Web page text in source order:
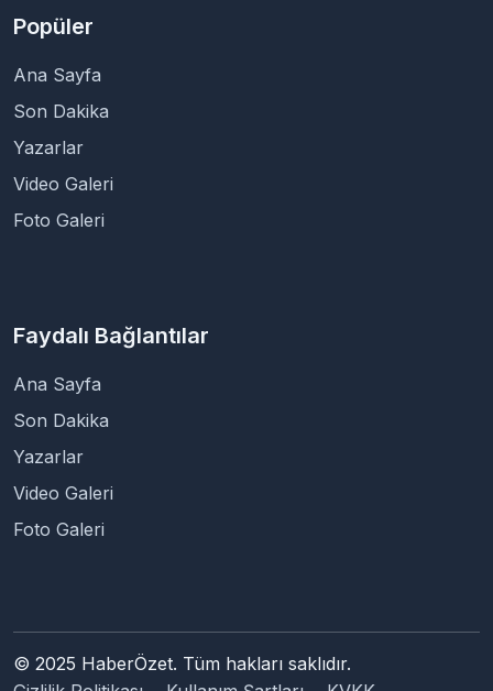
Popüler
Ana Sayfa
Son Dakika
Yazarlar
Video Galeri
Foto Galeri
Faydalı Bağlantılar
Ana Sayfa
Son Dakika
Yazarlar
Video Galeri
Foto Galeri
© 2025 HaberÖzet. Tüm hakları saklıdır.